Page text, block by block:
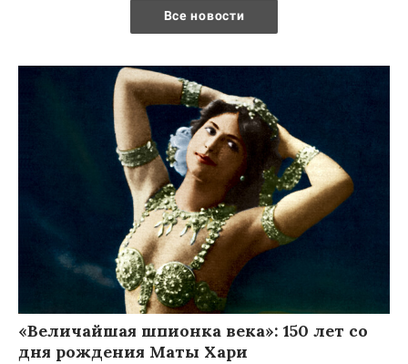
Все новости
«Величайшая шпионка века»: 150 лет со
дня рождения Маты Хари